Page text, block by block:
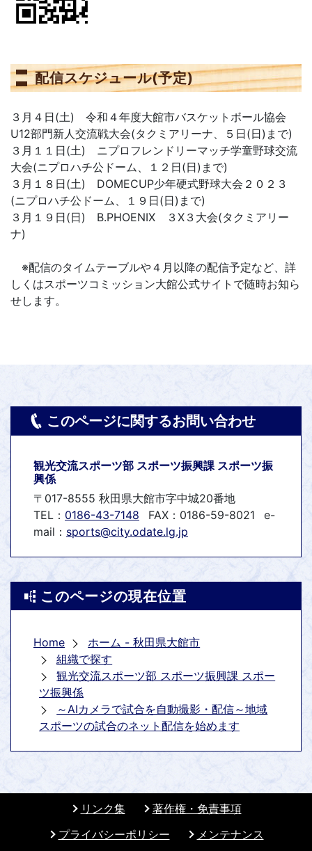
配信スケジュール(予定)
３月４日(土) 令和４年度大館市バスケットボール協会
U12部門新人交流戦大会(タクミアリーナ、５日(日)まで)
３月１１日(土) ニプロフレンドリーマッチ学童野球交流
大会(ニプロハチ公ドーム、１２日(日)まで)
３月１８日(土) DOMECUP少年硬式野球大会２０２３
(ニプロハチ公ドーム、１９日(日)まで)
３月１９日(日) B.PHOENIX ３X３大会(タクミアリー
ナ)
※配信のタイムテーブルや４月以降の配信予定など、詳
しくはスポーツコミッション大館公式サイトで随時お知ら
せします。
このページに関するお問い合わせ
観光交流スポーツ部 スポーツ振興課 スポーツ振
興係
〒017-8555 秋田県大館市字中城20番地
TEL： 0186-43-7148 FAX：0186-59-8021
e-
mail： sports@city.odate.lg.jp
このページの現在位置
Home
ホーム - 秋田県大館市
組織で探す
観光交流スポーツ部 スポーツ振興課 スポー
ツ振興係
～AIカメラで試合を自動撮影・配信～地域
スポーツの試合のネット配信を始めます
リンク集
著作権・免責事項
プライバシーポリシー
メンテナンス